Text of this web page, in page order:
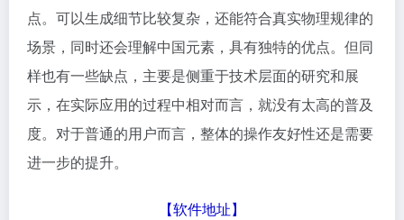
点。可以生成细节比较复杂，还能符合真实物理规律的
场景，同时还会理解中国元素，具有独特的优点。但同
样也有一些缺点，主要是侧重于技术层面的研究和展
示，在实际应用的过程中相对而言，就没有太高的普及
度。对于普通的用户而言，整体的操作友好性还是需要
进一步的提升。
【软件地址】